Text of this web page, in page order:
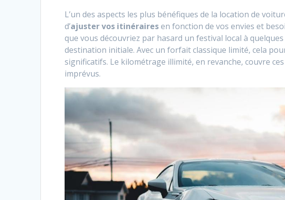
L’un des aspects les plus bénéfiques de la location de
d’ajuster vos itinérairesen fonction de vos envies et
que vous découvriez par hasard un festival local à
destination initiale. Avec un forfait classique limité, cela
significatifs. Le kilométrage illimité, en revanche, couvre
imprévus.